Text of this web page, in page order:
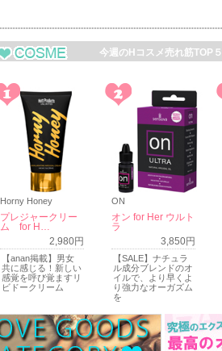
今週のHコスメ売れ筋TOP５
Horny Honey
プレジャークリー
ム for H…
2,980円
【anan掲載】男女
共に感じる！新しい
感覚を呼び覚ますリ
ビドークリーム
ON
オン for Her ウルト
ラ
3,850円
【SALE】ナチュラ
ル成分ブレンドのオ
イルで、より早くよ
り強力なオーガズム
を